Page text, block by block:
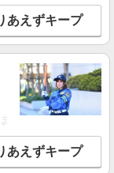
フ（介護福祉士）
円 ※経験・能力に
・スキル手当：
間固定、その後変
年金：1,100円 を
支給※固定残業代
〜1.2ヶ月分）※業績
足柄下郡湯河原町
を見る
あえずキープ
市岩槻区・久喜市・
あえずキープ